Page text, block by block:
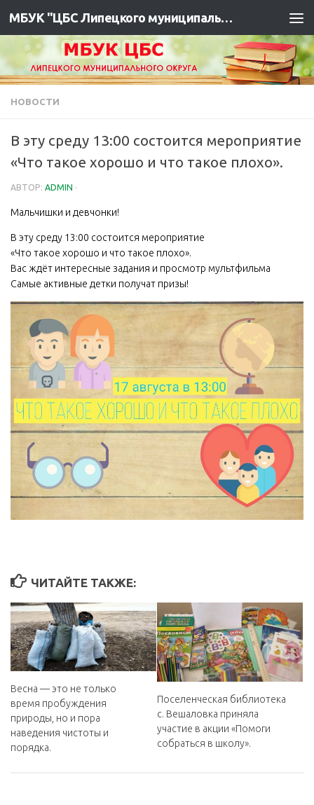
МБУК "ЦБС Липецкого муниципального района"
НОВОСТИ
В эту среду 13:00 состоится мероприятие
«Что такое хорошо и что такое плохо».
АВТОР: ADMIN ·
Мальчишки и девчонки!
В эту среду 13:00 состоится мероприятие
«Что такое хорошо и что такое плохо».
Вас ждёт интересные задания и просмотр мультфильма️
Самые активные детки получат призы!
ЧИТАЙТЕ ТАКЖЕ:
Весна — это не только
время пробуждения
природы, но и пора
наведения чистоты и
порядка.
Поселенческая библиотека
с. Вешаловка приняла
участие в акции «Помоги
собраться в школу».